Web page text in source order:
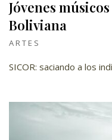
Jóvenes
Boliviana
ARTES
SICOR: saciando a los